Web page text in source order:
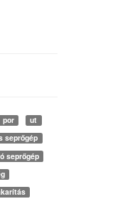
por
ut
seprőgép
seprőgép